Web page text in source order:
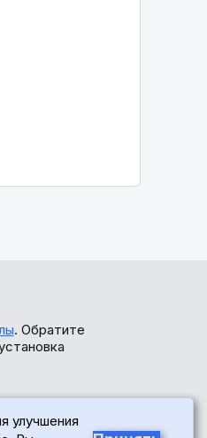
. Обратите
улучшения